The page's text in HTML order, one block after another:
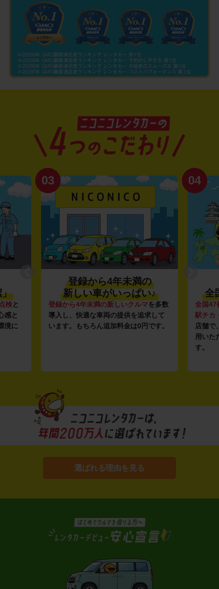
」
検と
感と
境に
03
登録から4年未満の
新しい車がいっぱい♪
登録から4年未満の新しいクルマを多数
導入し、快適な車両の提供を追求して
います。もちろん追加料金は0円です。
04
全
全国47
駅チカ
店舗で
用いた
す。
選ばれる理由を見る